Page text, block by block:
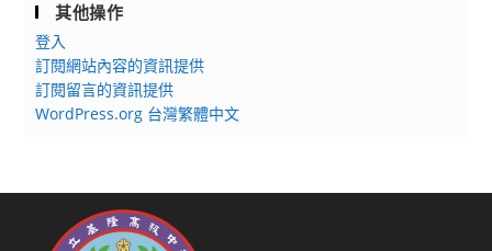
其他操作
登入
訂閱網站內容的資訊提供
訂閱留言的資訊提供
WordPress.org 台灣繁體中文